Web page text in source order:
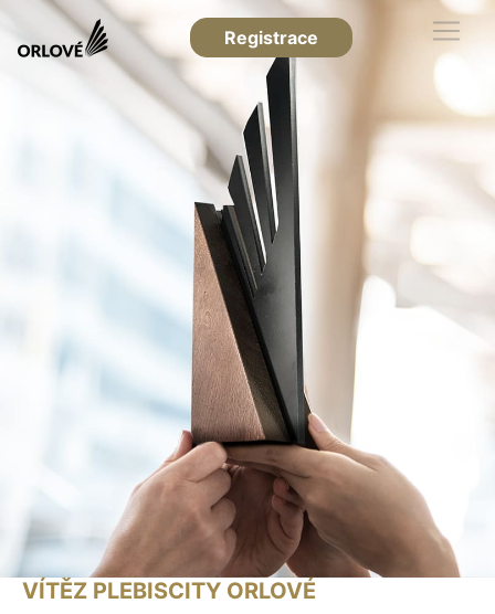
Registrace
VÍTĚZ PLEBISCITY ORLOVÉ